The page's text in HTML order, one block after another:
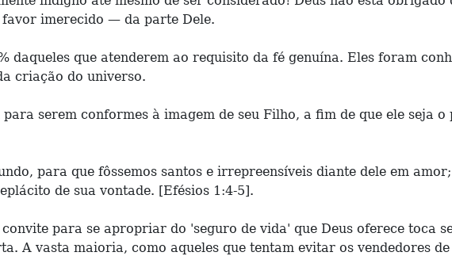
imerecido — da parte Dele.
daqueles que atenderem ao requisito da fé genuína. Eles foram
criação do universo.
serem conformes à imagem de seu Filho, a fim de que ele seja
para que fôssemos santos e irrepreensíveis diante dele em
de sua vontade. [Efésios 1:4-5].
para se apropriar do 'seguro de vida' que Deus oferece toca
A vasta maioria, como aqueles que tentam evitar os vendedores